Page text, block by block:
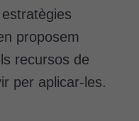
proposem
recursos de
per aplicar-les.